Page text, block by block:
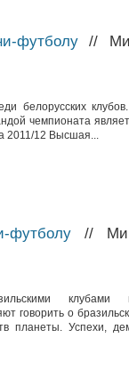
футболу //
белорусских
чемпионата
2011/12 Высшая...
футболу//
говорить о
планеты. Успехи,